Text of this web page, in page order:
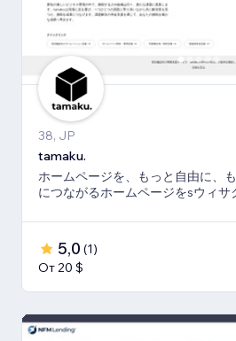
38, JP
tamaku.
ホームページを、もっと自由に、
につながるホームページをsウィサ
5,0 (1)
От 20 $